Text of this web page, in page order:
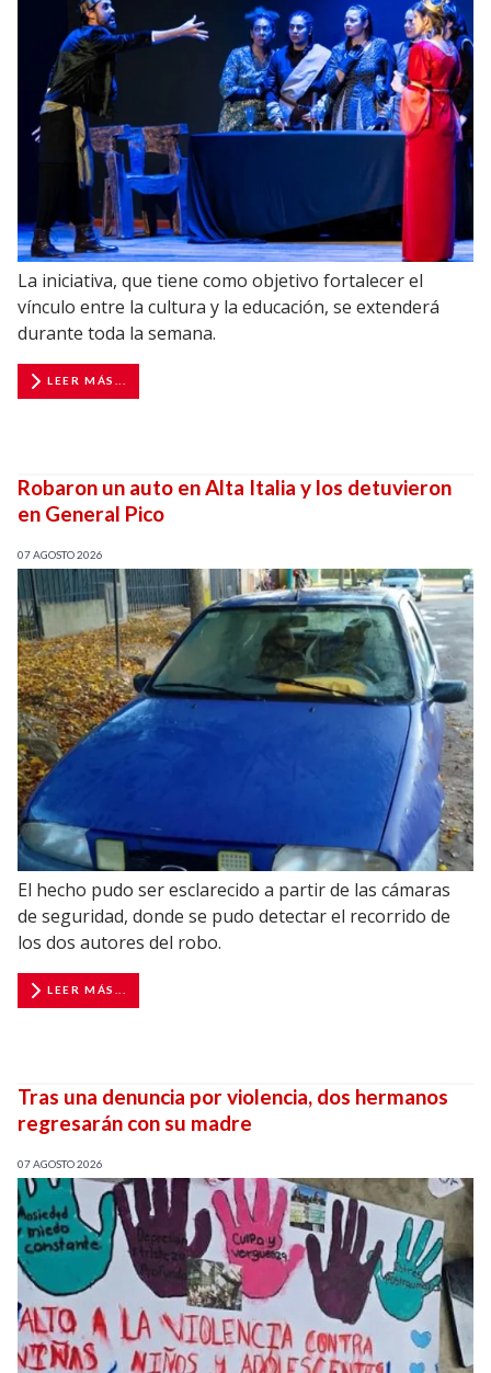
La iniciativa, que tiene como objetivo fortalecer el
vínculo entre la cultura y la educación, se extenderá
durante toda la semana.
LEER MÁS...
Robaron un auto en Alta Italia y los detuvieron
en General Pico
07 AGOSTO 2026
El hecho pudo ser esclarecido a partir de las cámaras
de seguridad, donde se pudo detectar el recorrido de
los dos autores del robo.
LEER MÁS...
Tras una denuncia por violencia, dos hermanos
regresarán con su madre
07 AGOSTO 2026